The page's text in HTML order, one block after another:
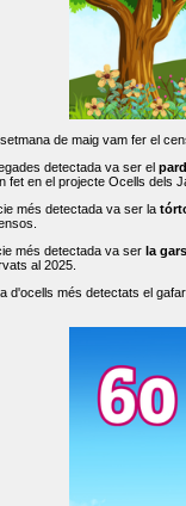
de maig vam fer el
detectada va ser el
fet en el projecte Ocells dels
més detectada va ser la
més detectada va ser la
al 2025.
d'ocells més detectats el